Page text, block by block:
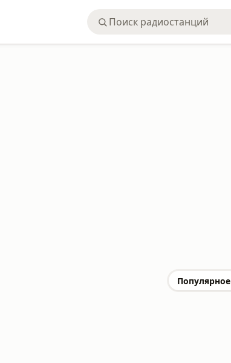
Популярное